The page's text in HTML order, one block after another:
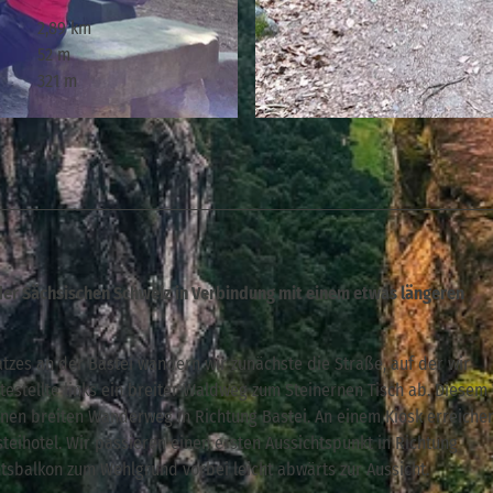
© Veit Riffer, Tourismusverband Sächsische Schweiz
2,89 km
52 m
321 m
Sächsischen Schweiz in Verbindung mit einem etwas längeren
an der Bastei wandern wir zunächste die Straße, auf der wir
links ein breiter Waldweg zum Steinernen Tisch ab. Diesem
breiten Wanderweg in Richtung Bastei. An einem Kiosk
Wir passieren einen ersten Aussichtspunkt in Richtung
zum Wehlgrund vorbei leicht abwärts zur Aussicht.